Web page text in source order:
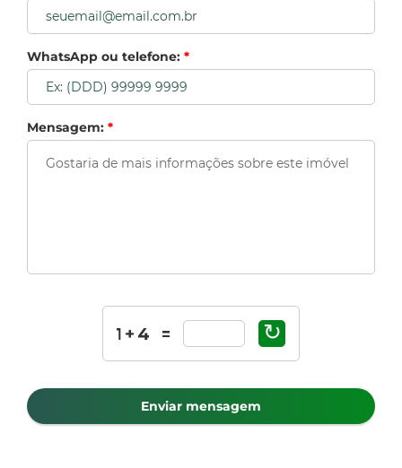
WhatsApp ou telefone: *
Mensagem: *
↻
Enviar mensagem